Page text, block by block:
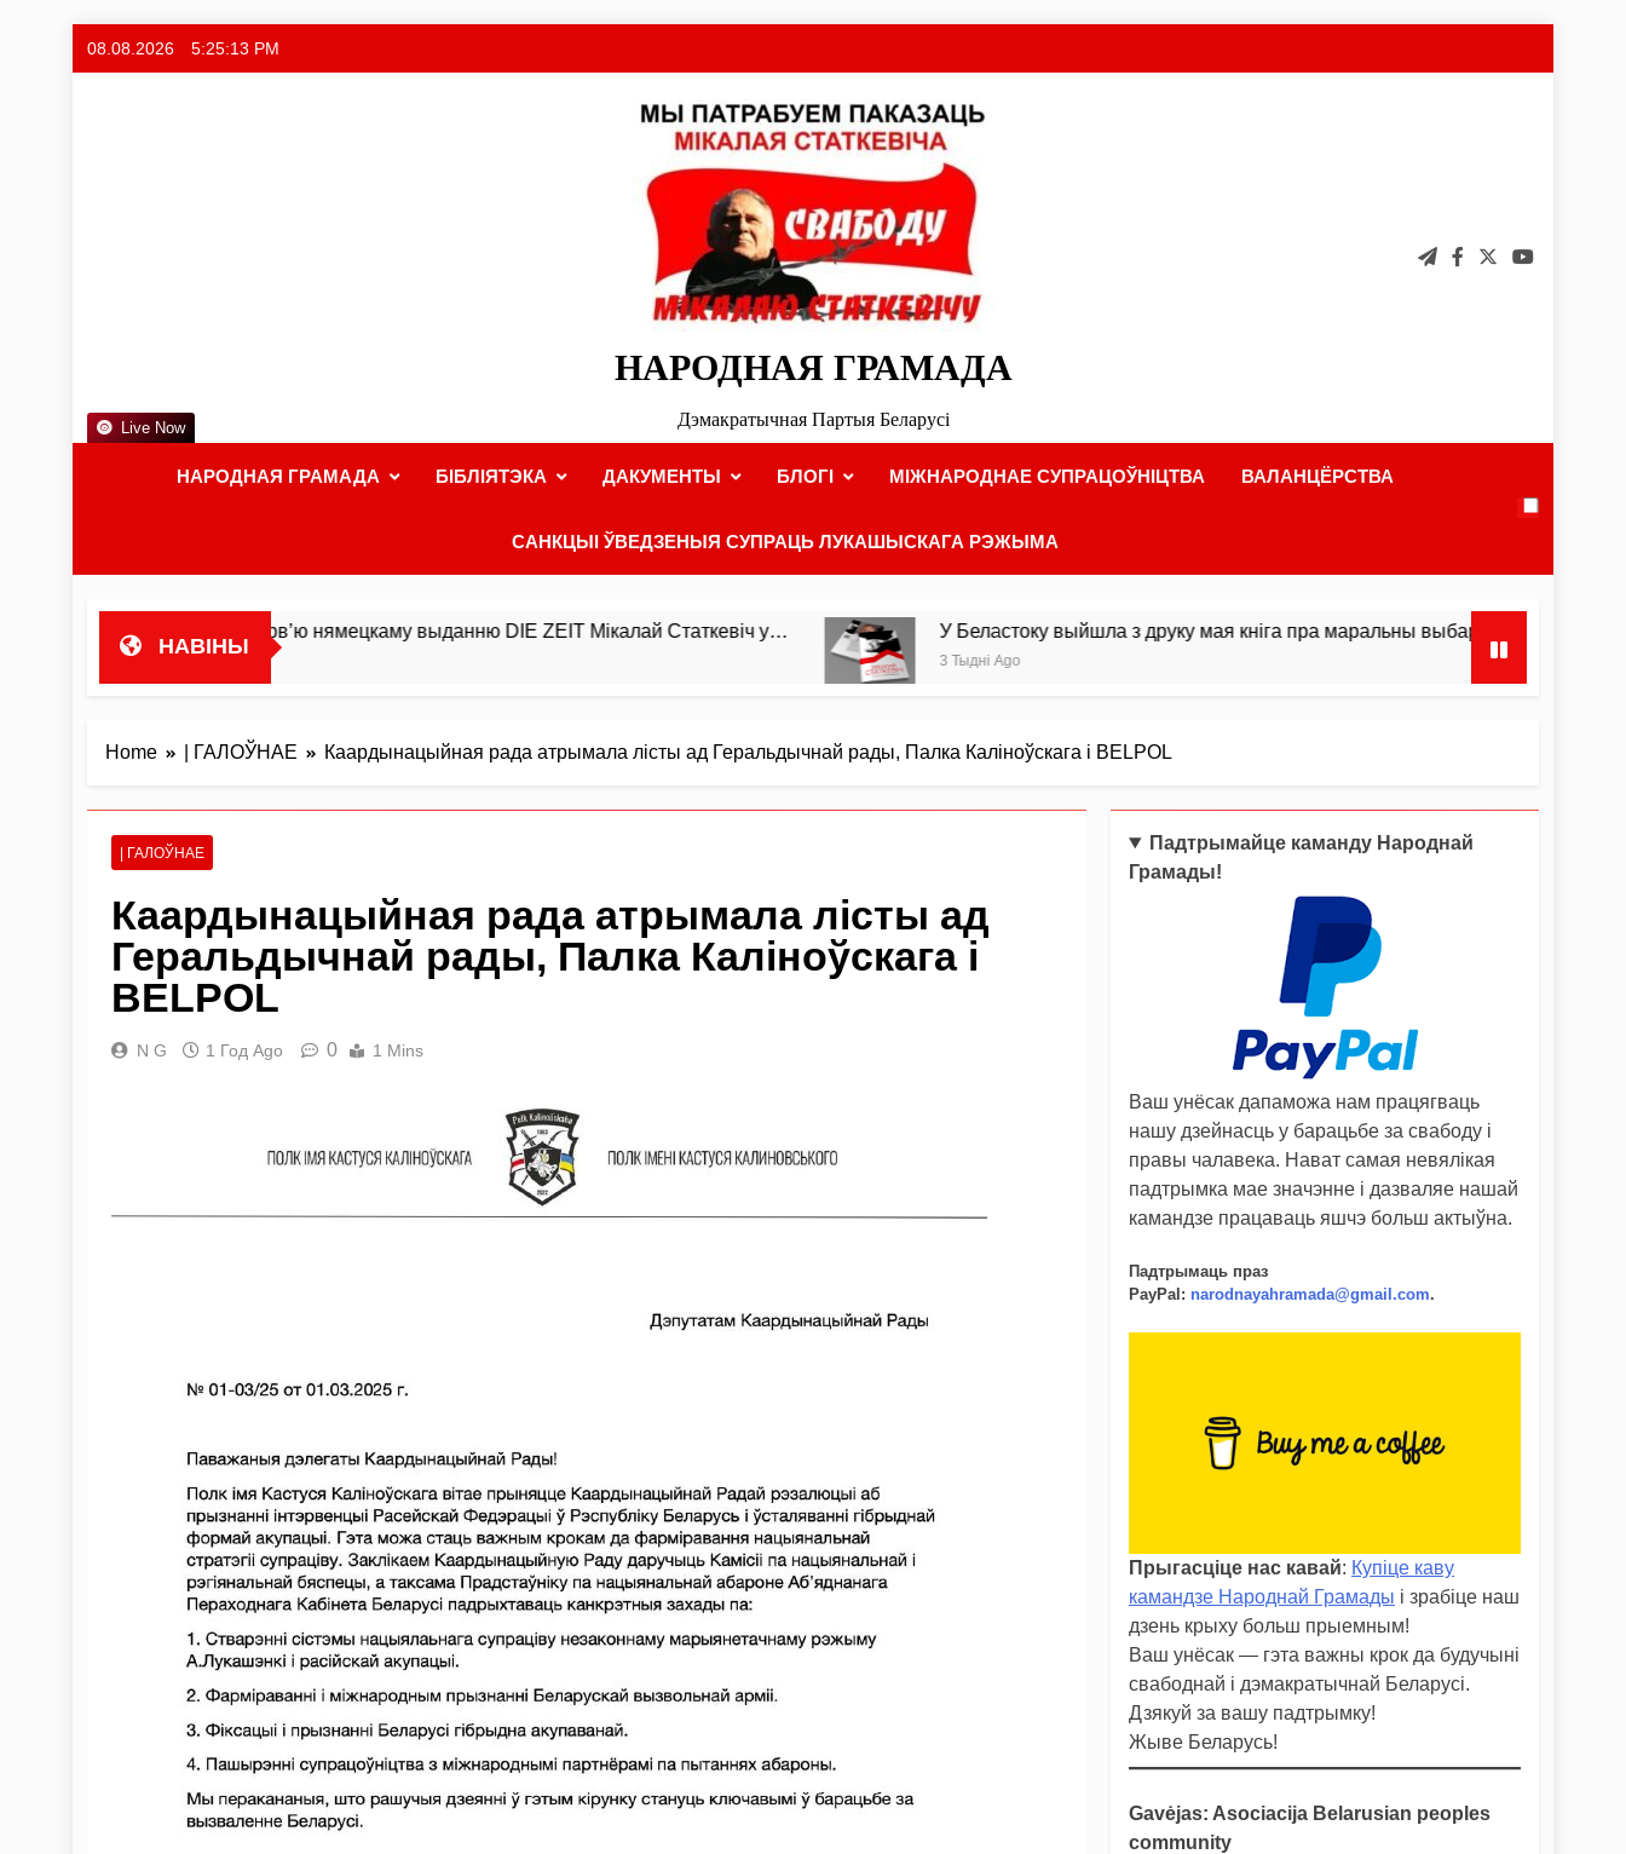
08.08.2026 5:25:14 PM
НАРОДНАЯ ГРАМАДА
Дэмакратычная Партыя Беларусі
НАРОДНАЯ ГРАМАДА БІБЛІЯТЭКА ДАКУМЕНТЫ БЛОГІ МІЖНАРОДНАЕ СУПРАЦОЎНІЦТВА ВАЛАНЦЁРСТВА
САНКЦЫІ ЎВЕДЗЕНЫЯ СУПРАЦЬ ЛУКАШЫСКАГА РЭЖЫМА
Live Now
НАВІНЫ
інтэрв’ю нямецкаму выданню DIE ZEIT Мікалай Статкевіч у… У Беластоку выйшла з друку мая кніга пра маральны выбар і інстынкты
3 Тыдні Ago
Home | ГАЛОЎНАЕ Каардынацыйная рада атрымала лісты ад Геральдычнай рады, Палка Каліноўскага і BELPOL
| ГАЛОЎНАЕ
Каардынацыйная рада атрымала лісты ад
Геральдычнай рады, Палка Каліноўскага і
BELPOL
N G 1 Год Ago 0 1 Mins
Падтрымайце каманду Народнай
Грамады!
Ваш унёсак дапаможа нам працягваць
нашу дзейнасць у барацьбе за свабоду і
правы чалавека. Нават самая невялікая
падтрымка мае значэнне і дазваляе нашай
камандзе працаваць яшчэ больш актыўна.
Падтрымаць праз
PayPal : narodnayahramada@gmail.com.
Прыгасціце нас кавай: Купіце каву
камандзе Народнай Грамады і зрабіце наш
дзень крыху больш прыемным!
Ваш унёсак — гэта важны крок да будучыні
свабоднай і дэмакратычнай Беларусі.
Дзякуй за вашу падтрымку!
Жыве Беларусь!
Gavėjas: Asociacija Belarusian peoples
community